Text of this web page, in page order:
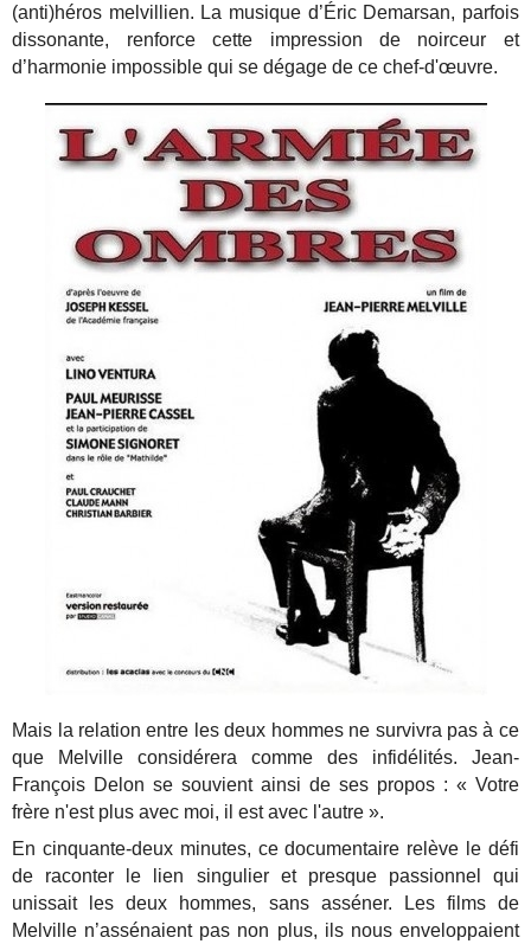
(anti)héros melvillien. La musique d’Éric Demarsan, parfois
dissonante, renforce cette impression de noirceur et
d’harmonie impossible qui se dégage de ce chef-d'œuvre.
Mais la relation entre les deux hommes ne survivra pas à ce
que Melville considérera comme des infidélités. Jean-
François Delon se souvient ainsi de ses propos : « Votre
frère n'est plus avec moi, il est avec l'autre ».
En cinquante-deux minutes, ce documentaire relève le défi
de raconter le lien singulier et presque passionnel qui
unissait les deux hommes, sans asséner. Les films de
Melville n’assénaient pas non plus, ils nous enveloppaient